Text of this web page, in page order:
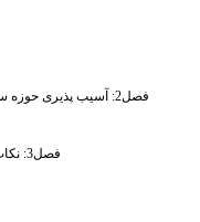
فصل2: آسیب پذیری
فصل3: نکات کلیدی تصمیم گیری در مدیریت بحران حوزه سلامت